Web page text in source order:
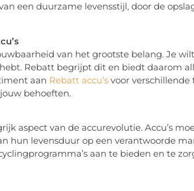
een duurzame levensstijl, door de
van het grootste belang. Je
Rebatt begrijpt dit en biedt daarom
aan Rebatt accu’s voor verschillende
behoeften.
aspect van de accurevolutie. Accu’s
hun levensduur op een verantwoorde
aan te bieden en te